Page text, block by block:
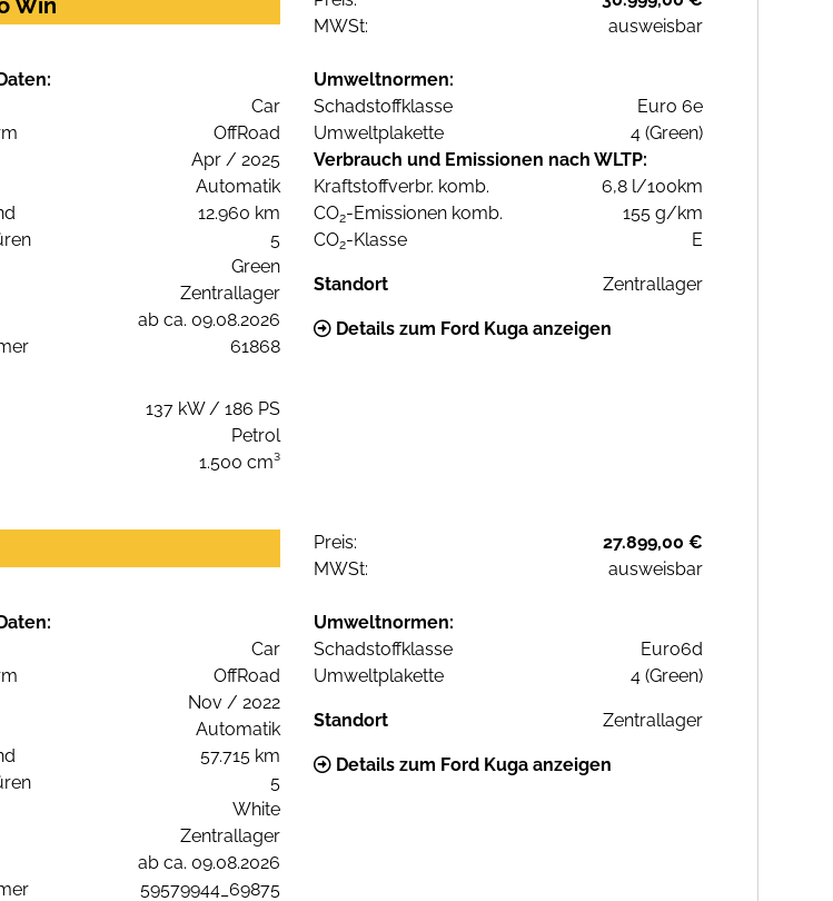
MWSt:
ausweisbar
Car
OffRoad
Apr / 2025
Automatik
12.960 km
5
Green
Zentrallager
ab ca. 09.08.2026
61868
137 kW / 186 PS
Petrol
1.500 cm³
Umweltnormen:
Schadstoffklasse
Euro 6e
Umweltplakette
4 (Green)
Verbrauch und Emissionen nach WLTP:
Kraftstoffverbr. komb.
6,8 l/100km
CO2-Emissionen komb.
155 g/km
CO2-Klasse E
Standort Zentrallager
Details zum Ford Kuga anzeigen
Preis:
27.899,00 €
MWSt:
ausweisbar
Car
OffRoad
Nov / 2022
Automatik
57.715 km
5
White
Zentrallager
ab ca. 09.08.2026
59579944_69875
Umweltnormen:
Schadstoffklasse
Euro6d
Umweltplakette
4 (Green)
Standort Zentrallager
Details zum Ford Kuga anzeigen